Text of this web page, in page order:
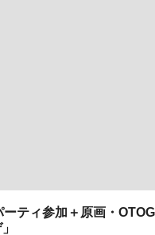
ティ参加＋原画・